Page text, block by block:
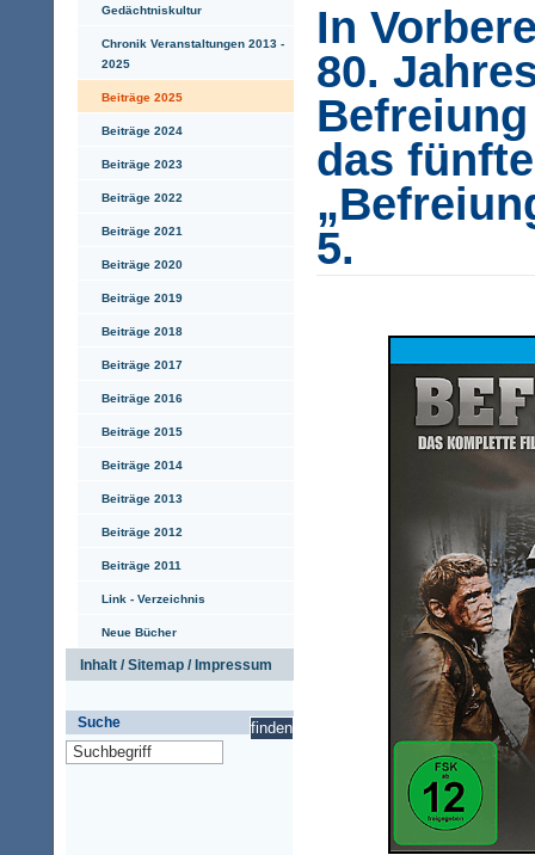
Gedächtniskultur
Chronik Veranstaltungen 2013 -
2025
Beiträge 2025
Beiträge 2024
Beiträge 2023
Beiträge 2022
Beiträge 2021
Beiträge 2020
Beiträge 2019
Beiträge 2018
Beiträge 2017
Beiträge 2016
Beiträge 2015
Beiträge 2014
Beiträge 2013
Beiträge 2012
Beiträge 2011
Link - Verzeichnis
Neue Bücher
Inhalt / Sitemap / Impressum
Suche
In
80.
das
5.